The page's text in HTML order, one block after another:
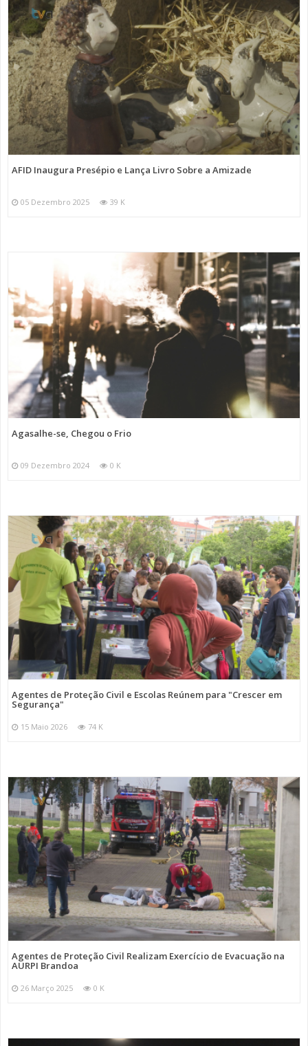
AFID Inaugura Presépio e Lança Livro Sobre a Amizade
05 Dezembro 2025 39 K
Agasalhe-se, Chegou o Frio
09 Dezembro 2024 0 K
Agentes de Proteção Civil e Escolas Reúnem para "Crescer em
Segurança"
15 Maio 2026 74 K
Agentes de Proteção Civil Realizam Exercício de Evacuação na
AURPI Brandoa
26 Março 2025 0 K